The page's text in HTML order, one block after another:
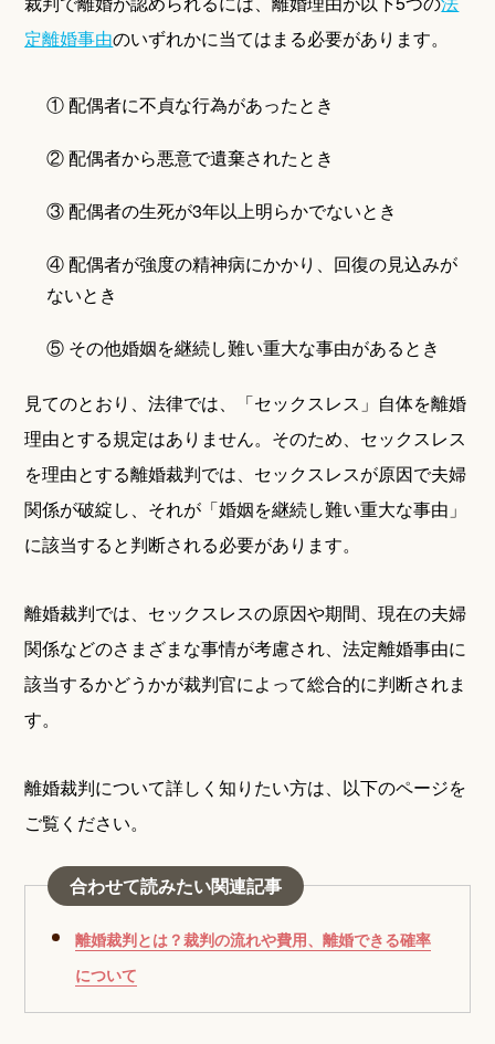
定離婚事由のいずれかに当てはまる必要があります。
① 配偶者に不貞な行為があったとき
② 配偶者から悪意で遺棄されたとき
③ 配偶者の生死が3年以上明らかでないとき
④ 配偶者が強度の精神病にかかり、回復の見込みが
ないとき
⑤ その他婚姻を継続し難い重大な事由があるとき
見てのとおり、法律では、「セックスレス」自体を離婚
理由とする規定はありません。そのため、セックスレス
を理由とする離婚裁判では、セックスレスが原因で夫婦
関係が破綻し、それが「婚姻を継続し難い重大な事由」
に該当すると判断される必要があります。
離婚裁判では、セックスレスの原因や期間、現在の夫婦
関係などのさまざまな事情が考慮され、法定離婚事由に
該当するかどうかが裁判官によって総合的に判断されま
す。
離婚裁判について詳しく知りたい方は、以下のページを
ご覧ください。
合わせて読みたい関連記事
離婚裁判とは？裁判の流れや費用、離婚できる確率
について